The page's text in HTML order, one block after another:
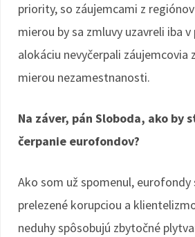
priority, so záujemcami z
mierou by sa zmluvy uzavreli iba
alokáciu nevyčerpali záujemcovia
mierou nezamestnanosti.
Na záver, pán Sloboda, ako by
čerpanie eurofondov?
Ako som už spomenul, eurofondy
prelezené korupciou a
neduhy spôsobujú zbytočné